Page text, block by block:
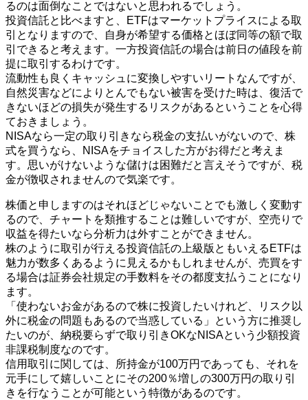
るのは面倒なことではないと思われるでしょう。
投資信託と比べますと、ETFはマーケットプライスによる取
引となりますので、自身が希望する価格とほぼ同等の額で取
引できると考えます。一方投資信託の場合は前日の値段を前
提に取引するわけです。
流動性も良くキャッシュに変換しやすいリートなんですが、
自然災害などによりとんでもない被害を受けた時は、復活で
きないほどの損失が発生するリスクがあるということを心得
ておきましょう。
NISAなら一定の取り引きなら税金の支払いがないので、株
式を買うなら、NISAをチョイスした方がお得だと考えま
す。思いがけないような儲けは困難だと言えそうですが、税
金が徴収されませんので気楽です。
株価と申しますのはそれほどじゃないことでも激しく変動す
るので、チャートを類推することは難しいですが、空売りで
収益を得たいなら分析力は外すことができません。
株のように取引が行える投資信託の上級版ともいえるETFは
魅力が数多くあるように見えるかもしれませんが、売買をす
る場合は証券会社規定の手数料をその都度支払うことになり
ます。
「使わないお金があるので株に投資したいけれど、リスク以
外に税金の問題もあるので当惑している」という方に推奨し
たいのが、納税要らずで取り引きOKなNISAという少額投資
非課税制度なのです。
信用取引に関しては、所持金が100万円であっても、それを
元手にして嬉しいことにその200％増しの300万円の取り引
きを行なうことが可能という特徴があるのです。